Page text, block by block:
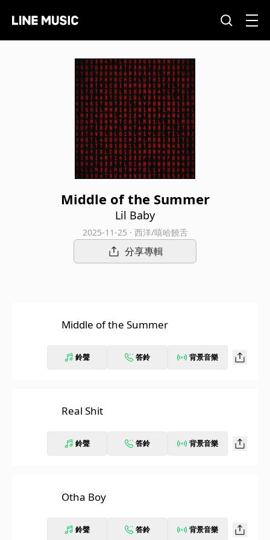
Middle of the Summer
Lil Baby
2025-11-25 · 西洋/嘻哈饒舌
分享專輯
Middle of the Summer
鈴聲 答鈴 背景音樂
Real Shit
鈴聲 答鈴 背景音樂
Otha Boy
鈴聲 答鈴 背景音樂